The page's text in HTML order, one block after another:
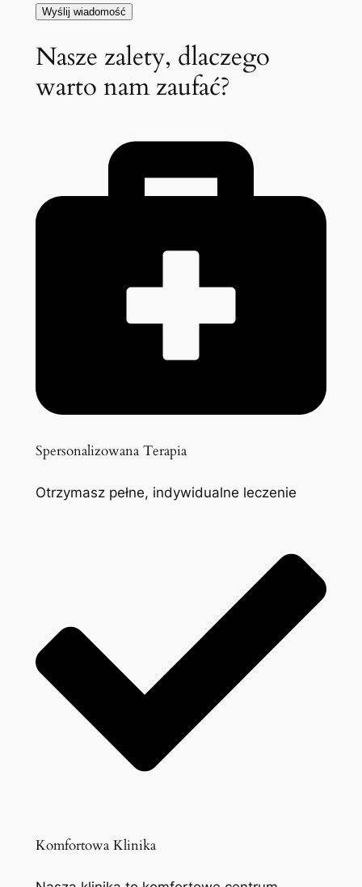
Nasze zalety, dlaczego
warto nam zaufać?
Spersonalizowana Terapia
Otrzymasz pełne, indywidualne leczenie
Komfortowa Klinika